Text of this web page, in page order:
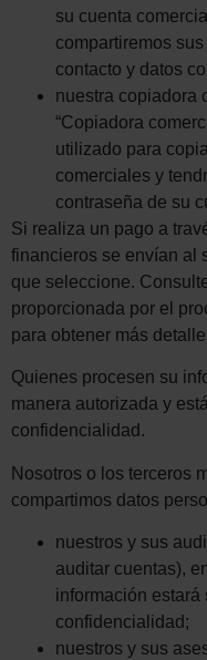
su cuenta
compartiremos
contacto y datos
nuestra copiadora
“Copiadora
utilizado para
comerciales y
contraseña de su
Si realiza un pago a
financieros se envían al
que seleccione.
proporcionada por el
para obtener más
Quienes procesen su
manera autorizada y
confidencialidad.
Nosotros o los terceros
compartimos datos
nuestros y sus
auditar cuentas),
información
confidencialidad;
nuestros y sus